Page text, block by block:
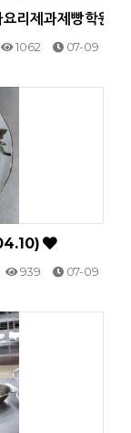
요리제과제빵학원
1062 07-09
939 07-09